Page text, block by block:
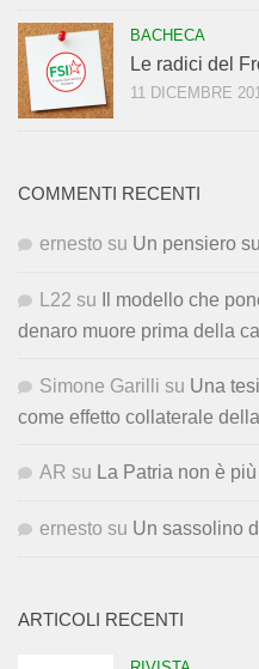
BACHECA
Le radici del
11 DICEMBRE
COMMENTI RECENTI
ernesto su Un pensiero
L22 su
Il modello che
denaro muore prima della
Simone Garilli su Una
come effetto collaterale
AR su La Patria non è più
ernesto su Un sassolino
ARTICOLI RECENTI